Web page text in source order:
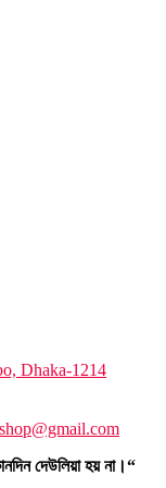
Dhaka-1214
দেউলিয়া হয় না।“